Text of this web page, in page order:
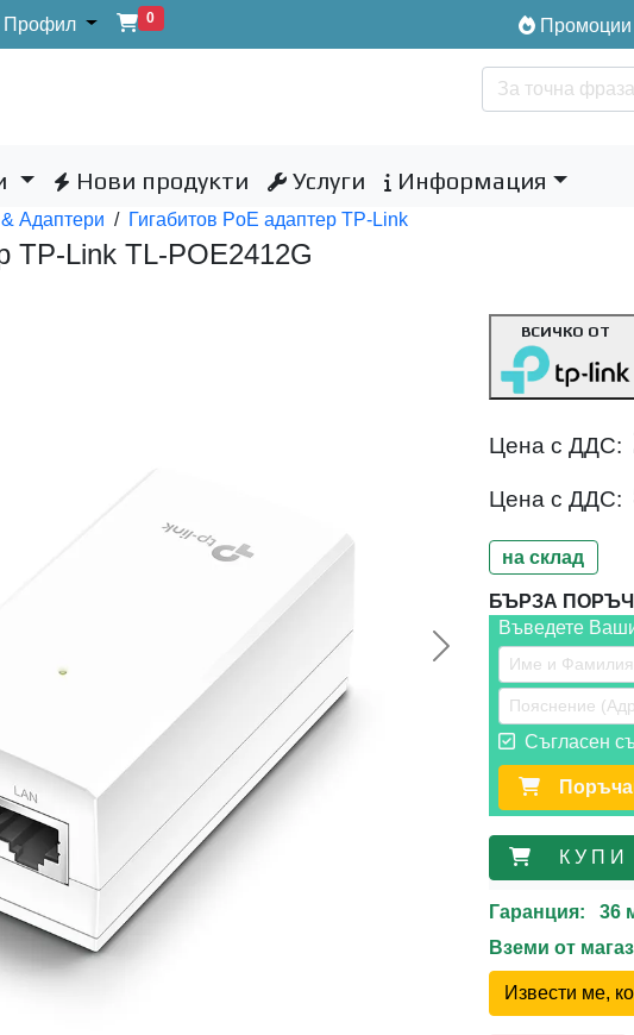
Профил 0 Промоции
Нови продукти Услуги Информация
Aдаптери / Гигабитов PoE адаптер TP-Link
TP-Link TL-POE2412G
Следваща >>
ВСИЧКО ОТ
Цена с ДДС:
Цена с ДДС:
на склад
БЪРЗА
Въведете
Съгласен
К У П
Гаранция: 36
Вземи от
Извести ме,